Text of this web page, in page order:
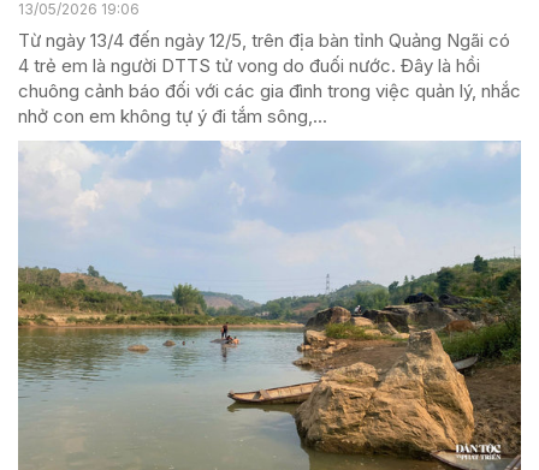
13/05/2026 19:06
Từ ngày 13/4 đến ngày 12/5, trên địa bàn tỉnh Quảng Ngãi có
4 trẻ em là người DTTS tử vong do đuối nước. Đây là hồi
chuông cảnh báo đối với các gia đình trong việc quản lý, nhắc
nhở con em không tự ý đi tắm sông,...